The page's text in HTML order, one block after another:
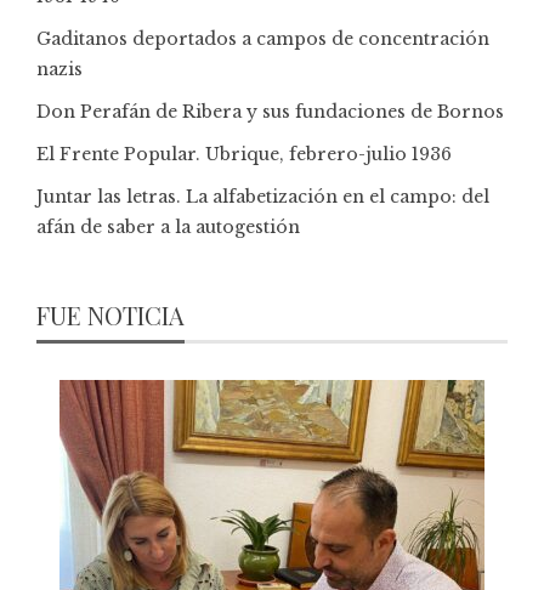
Gaditanos deportados a campos de concentración
nazis
Don Perafán de Ribera y sus fundaciones de Bornos
El Frente Popular. Ubrique, febrero-julio 1936
Juntar las letras. La alfabetización en el campo: del
afán de saber a la autogestión
FUE NOTICIA